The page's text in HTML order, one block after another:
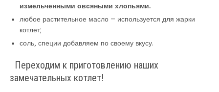
измельченными овсяными хлопьями.
любое растительное масло — используется для жарки
котлет;
соль, специи добавляем по своему вкусу.
Переходим к приготовлению наших
замечательных котлет!